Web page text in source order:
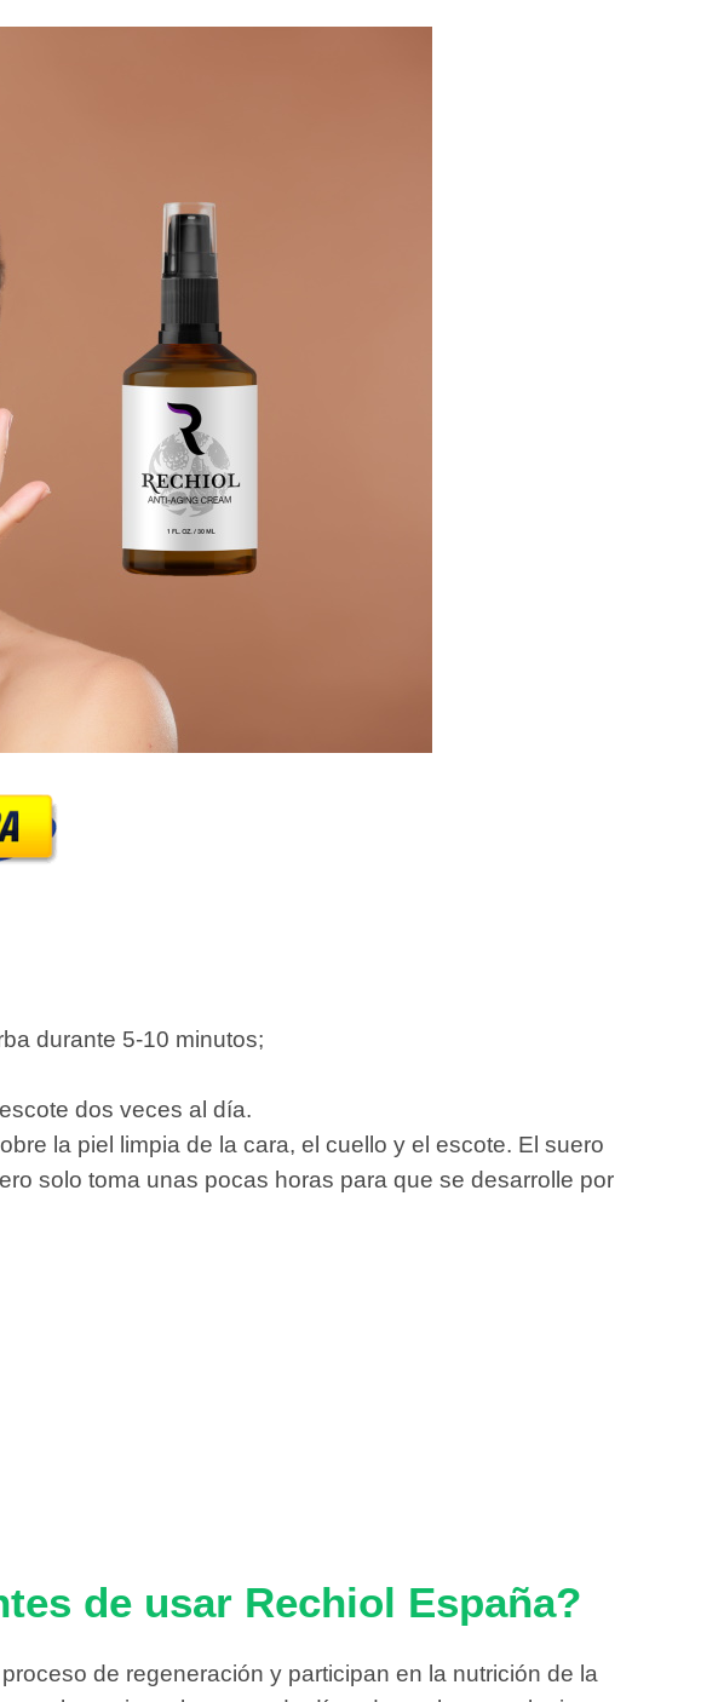
durante 5-10 minutos;
dos veces al día.
la piel limpia de la cara, el cuello y el escote. El suero
solo toma unas pocas horas para que se desarrolle por
de usar Rechiol España?
de regeneración y participan en la nutrición de la